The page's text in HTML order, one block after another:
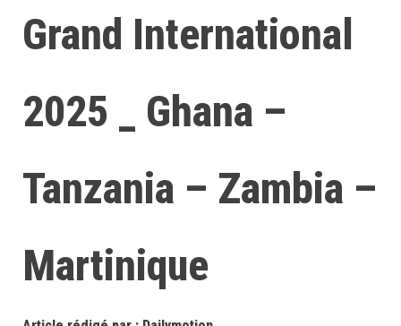
Grand International
2025 _ Ghana –
Tanzania – Zambia –
Martinique